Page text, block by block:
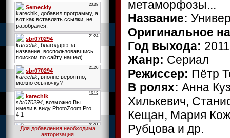
Для добавления необходима
авторизация
метаморфозы...
Название:
Оригинальное
Год выхода: 2011
Жанр: Сериал
Режиссер: Пётр
В ролях: Анна
Хилькевич,
Кещан, Мария
Рубцова и др.